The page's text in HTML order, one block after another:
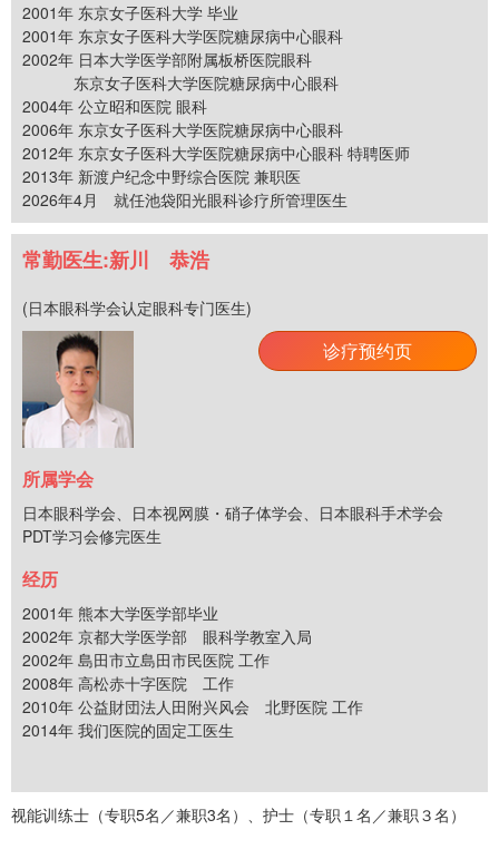
2001年 东京女子医科大学 毕业
2001年 东京女子医科大学医院糖尿病中心眼科
2002年 日本大学医学部附属板桥医院眼科
东京女子医科大学医院糖尿病中心眼科
2004年 公立昭和医院 眼科
2006年 东京女子医科大学医院糖尿病中心眼科
2012年 东京女子医科大学医院糖尿病中心眼科 特聘医师
2013年 新渡户纪念中野综合医院 兼职医
2026年4月 就任池袋阳光眼科诊疗所管理医生
常勤医生:新川 恭浩
(日本眼科学会认定眼科专门医生)
诊疗预约页
所属学会
日本眼科学会、日本视网膜・硝子体学会、日本眼科手术学会
PDT学习会修完医生
经历
2001年 熊本大学医学部毕业
2002年 京都大学医学部 眼科学教室入局
2002年 島田市立島田市民医院 工作
2008年 高松赤十字医院 工作
2010年 公益財団法人田附兴风会 北野医院 工作
2014年 我们医院的固定工医生
视能训练士（专职5名／兼职3名）、护士（专职１名／兼职３名）